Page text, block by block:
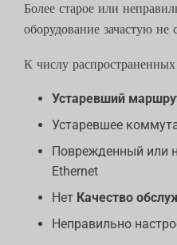
Более старое или
оборудование зачастую не
К числу
Устаревший
Устаревшее
Поврежденный или
Ethernet
Нет Качество
Неправильно